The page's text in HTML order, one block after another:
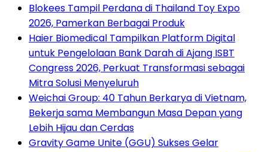
Blokees Tampil Perdana di Thailand Toy Expo
2026, Pamerkan Berbagai Produk
Haier Biomedical Tampilkan Platform Digital
untuk Pengelolaan Bank Darah di Ajang ISBT
Congress 2026, Perkuat Transformasi sebagai
Mitra Solusi Menyeluruh
Weichai Group: 40 Tahun Berkarya di Vietnam,
Bekerja sama Membangun Masa Depan yang
Lebih Hijau dan Cerdas
Gravity Game Unite (GGU) Sukses Gelar